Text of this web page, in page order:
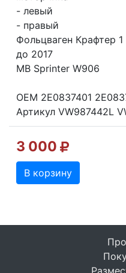
- левый
- правый
Фольцваген Крафтер
до 2017
MB Sprinter W906
OEM 2E0837401
Артикул VW987442L
3 000
В корзину